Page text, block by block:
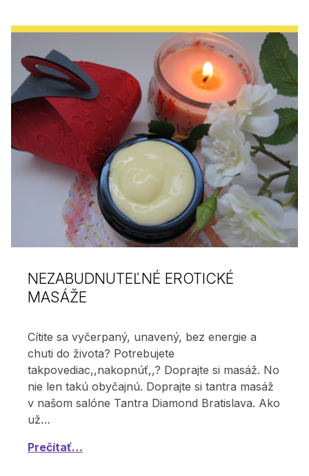
NEZABUDNUTEĽNÉ EROTICKÉ
MASÁŽE
Cítite sa vyčerpaný, unavený, bez energie a
chuti do života? Potrebujete
takpovediac,,nakopnúť,,? Doprajte si masáž. No
nie len takú obyčajnú. Doprajte si tantra masáž
v našom salóne Tantra Diamond Bratislava. Ako
už…
Prečítať…